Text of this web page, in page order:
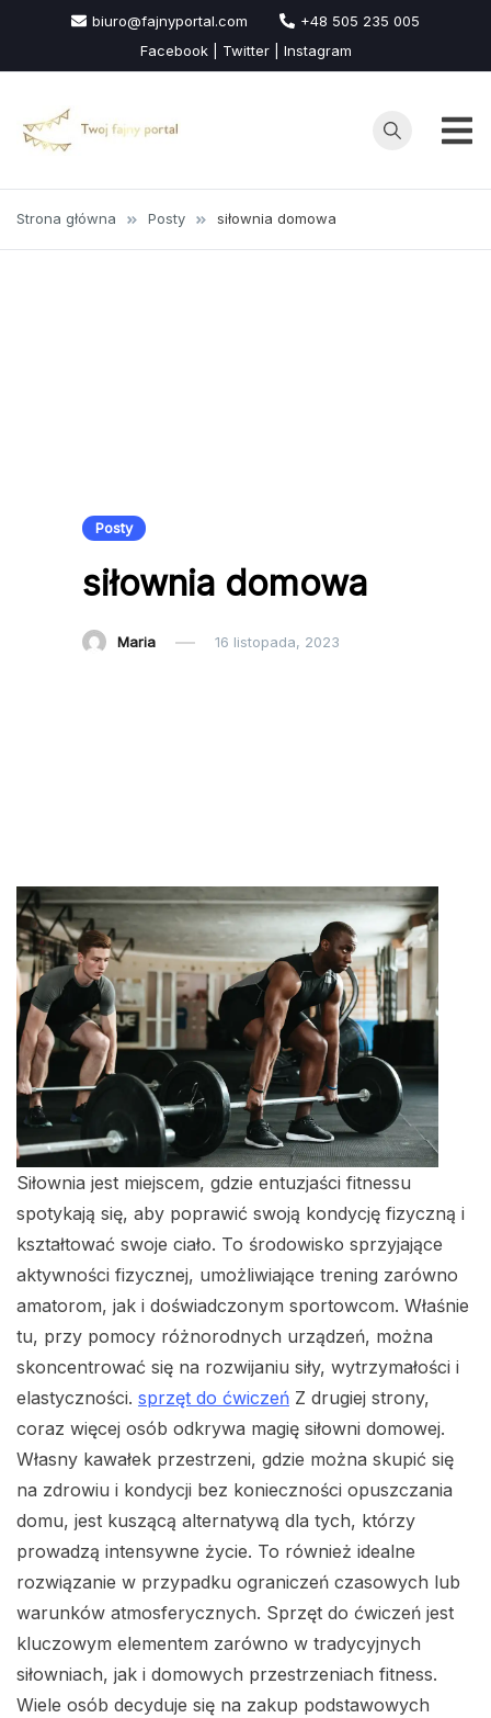
treści
biuro@fajnyportal.com
+48 505 235 005
Facebook | Twitter | Instagram
Strona główna Posty siłownia domowa
Posty
siłownia domowa
Maria 16 listopada, 2023
Siłownia jest miejscem, gdzie entuzjaści fitnessu
spotykają się, aby poprawić swoją kondycję fizyczną i
kształtować swoje ciało. To środowisko sprzyjające
aktywności fizycznej, umożliwiające trening zarówno
amatorom, jak i doświadczonym sportowcom. Właśnie
tu, przy pomocy różnorodnych urządzeń, można
skoncentrować się na rozwijaniu siły, wytrzymałości i
elastyczności. sprzęt do ćwiczeń Z drugiej strony,
coraz więcej osób odkrywa magię siłowni domowej.
Własny kawałek przestrzeni, gdzie można skupić się
na zdrowiu i kondycji bez konieczności opuszczania
domu, jest kuszącą alternatywą dla tych, którzy
prowadzą intensywne życie. To również idealne
rozwiązanie w przypadku ograniczeń czasowych lub
warunków atmosferycznych. Sprzęt do ćwiczeń jest
kluczowym elementem zarówno w tradycyjnych
siłowniach, jak i domowych przestrzeniach fitness.
Wiele osób decyduje się na zakup podstawowych